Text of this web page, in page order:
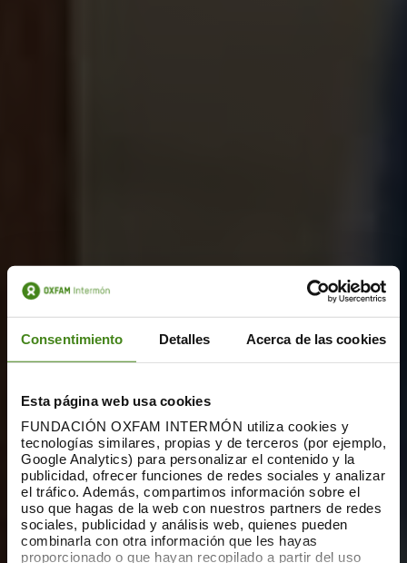
Consentimiento Detalles Acerca de las cookies
Esta página web usa cookies
FUNDACIÓN OXFAM INTERMÓN utiliza cookies y
tecnologías similares, propias y de terceros (por ejemplo,
Google Analytics) para personalizar el contenido y la
publicidad, ofrecer funciones de redes sociales y analizar
el tráfico. Además, compartimos información sobre el
uso que hagas de la web con nuestros partners de redes
sociales, publicidad y análisis web, quienes pueden
combinarla con otra información que les hayas
proporcionado o que hayan recopilado a partir del uso